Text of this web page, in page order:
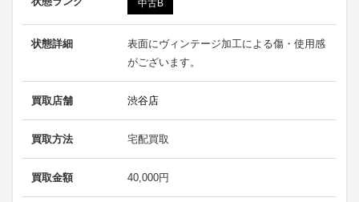
中古B
状態詳細
表面にヴィンテージ加工による傷・使用感
がございます。
買取店舗 渋谷店
買取方法 宅配買取
買取金額 40,000円